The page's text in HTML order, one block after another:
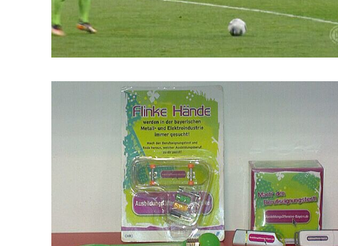
Programmierung Gaming Promotion
Ausbildungsoffensive-Bayern
Kampagne
für FACTS GmbH
bayme/ vbm - die bayerischen Metall-und
Elektro-Arbeitgeber
Werbekampagne Konzeptarbeit Design PR
Messestand-Design